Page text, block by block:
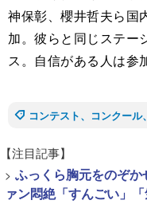
神保彰、櫻井哲夫ら国
加。彼らと同じステー
ス。自信がある人は参
コンテスト、コンクール
【注目記事】
> ふっくら胸元をのぞか
ァン悶絶「すんごい」「